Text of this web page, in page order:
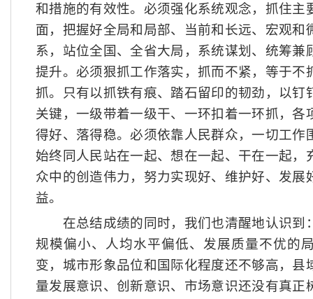
和措施的有效性。必须强化系统观念，抓住主
面，把握好全局和局部、当前和长远、宏观和
系，站位全国、全省大局，系统谋划、统筹兼
提升。必须狠抓工作落实，抓而不紧，等于不
抓。只有以抓铁有痕、踏石留印的韧劲，以钉
关键，一级带着一级干、一环扣着一环抓，各
得好、落得稳。必须依靠人民群众，一切工作
始终同人民站在一起、想在一起、干在一起，
众中的创造伟力，努力实现好、维护好、发展
益。
在总结成绩的同时，我们也清醒地认识到
规模偏小、人均水平偏低、发展质量不优的
变，城市形象品位和国际化程度还不够高，县
量发展意识、创新意识、市场意识还没有真正